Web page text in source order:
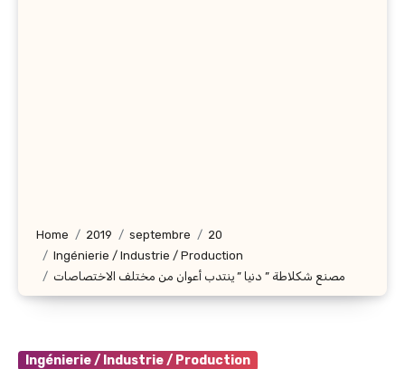
Home 2019 septembre
20
Ingénierie / Industrie / Production
مصنع شكلاطة ” دنيا ” ينتدب أعوان من مختلف الاختصاصات
Ingénierie / Industrie / Production